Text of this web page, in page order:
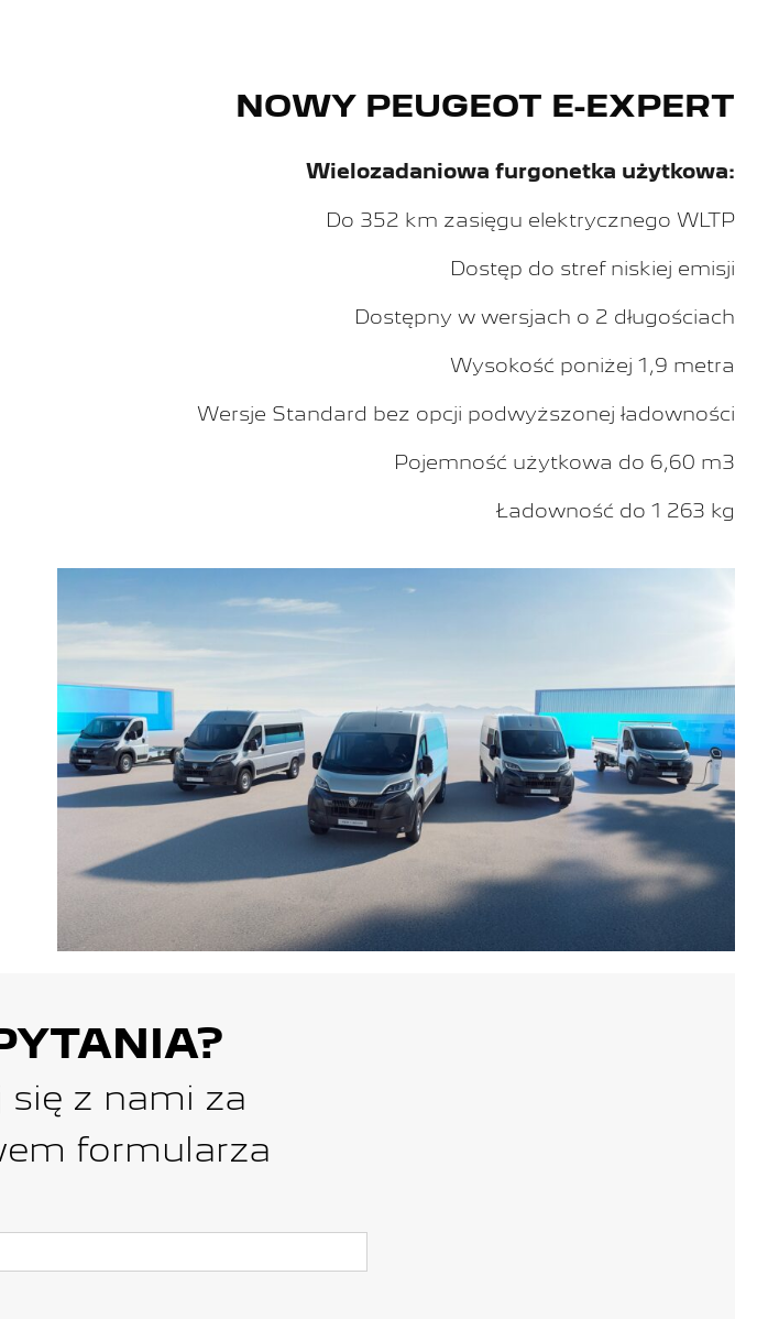
NOWY PEUGEOT E-EXPERT
Wielozadaniowa furgonetka użytkowa:
Do 352 km zasięgu elektrycznego WLTP
Dostęp do stref niskiej emisji
Dostępny w wersjach o 2 długościach
Wysokość poniżej 1,9 metra
Wersje Standard bez opcji podwyższonej ładowności
Pojemność użytkowa do 6,60 m3
Ładowność do 1 263 kg
z nami za
formularza